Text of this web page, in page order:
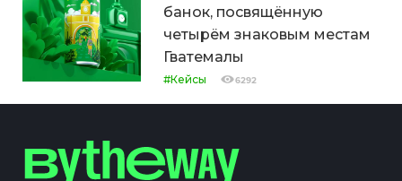
банок, посвящённую
четырём знаковым местам
Гватемалы
#Кейсы 6292